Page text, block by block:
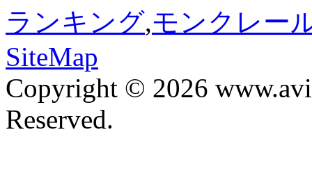
ランキング,モンクレー
SiteMap
Copyright © 2026
Reserved.